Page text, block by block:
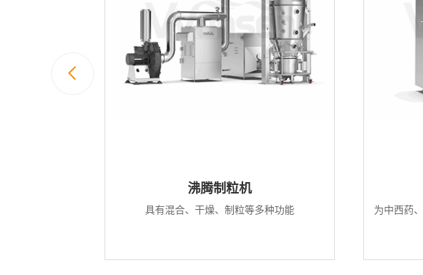
沸腾制粒机
具有混合、干燥、制粒等多种功能 为中西药